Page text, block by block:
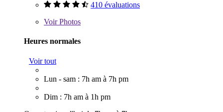
410 évaluations
VoirPhotos
Heures normales
Voir tout
Lun - sam : 7h am à 7h pm
Dim : 7h am à 1h pm